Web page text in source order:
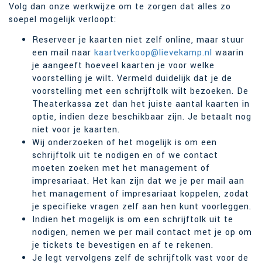
Volg dan onze werkwijze om te zorgen dat alles zo
soepel mogelijk verloopt:
Reserveer je kaarten niet zelf online, maar stuur
een mail naar kaartverkoop@lievekamp.nl waarin
je aangeeft hoeveel kaarten je voor welke
voorstelling je wilt. Vermeld duidelijk dat je de
voorstelling met een schrijftolk wilt bezoeken. De
Theaterkassa zet dan het juiste aantal kaarten in
optie, indien deze beschikbaar zijn. Je betaalt nog
niet voor je kaarten.
Wij onderzoeken of het mogelijk is om een
schrijftolk uit te nodigen en of we contact
moeten zoeken met het management of
impresariaat. Het kan zijn dat we je per mail aan
het management of impresariaat koppelen, zodat
je specifieke vragen zelf aan hen kunt voorleggen.
Indien het mogelijk is om een schrijftolk uit te
nodigen, nemen we per mail contact met je op om
je tickets te bevestigen en af te rekenen.
Je legt vervolgens zelf de schrijftolk vast voor de